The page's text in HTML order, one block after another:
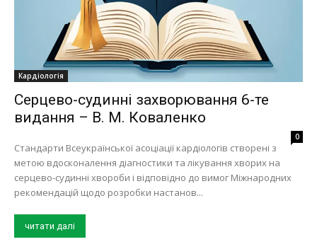
Кардіологія
Серцево-судинні захворювання 6-те
видання – В. М. Коваленко
0
Стандарти Всеукраїнської асоціації кардіологів створені з
метою вдосконалення діагностики та лікування хворих на
серцево-судинні хвороби і відповідно до вимог Міжнародних
рекомендацій щодо розробки настанов...
читати далі